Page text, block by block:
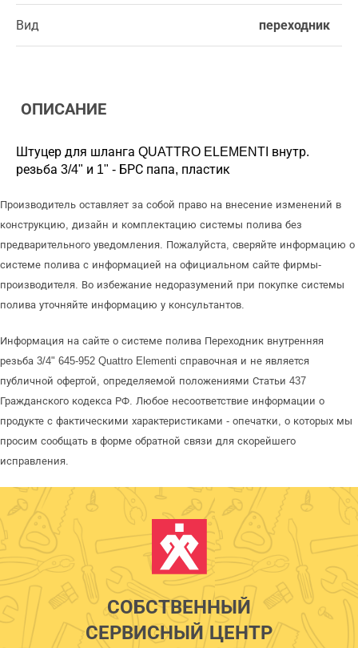
Вид переходник
ОПИСАНИЕ
Штуцер для шланга QUATTRO ELEMENTI внутр.
резьба 3/4" и 1" - БРС папа, пластик
Производитель оставляет за собой право на внесение изменений в
конструкцию, дизайн и комплектацию системы полива без
предварительного уведомления. Пожалуйста, сверяйте информацию о
системе полива с информацией на официальном сайте фирмы-
производителя. Во избежание недоразумений при покупке системы
полива уточняйте информацию у консультантов.
Информация на сайте о системе полива Переходник внутренняя
резьба 3/4" 645-952 Quattro Elementi справочная и не является
публичной офертой, определяемой положениями Статьи 437
Гражданского кодекса РФ. Любое несоответствие информации о
продукте с фактическими характеристиками - опечатки, о которых мы
просим сообщать в форме обратной связи для скорейшего
исправления.
СОБСТВЕННЫЙ
СЕРВИСНЫЙ ЦЕНТР